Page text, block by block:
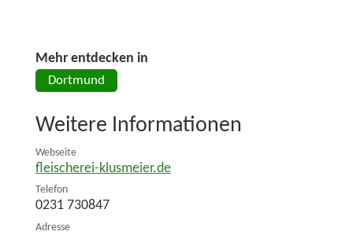
Mehr entdecken in
Dortmund
Weitere Informationen
Webseite
fleischerei-klusmeier.de
Telefon
0231 730847
Adresse